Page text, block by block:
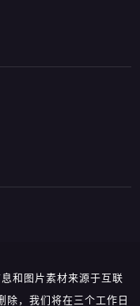
和图片素材来源于互联
除，我们将在三个工作日